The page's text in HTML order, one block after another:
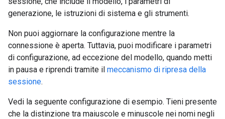
generazione, le istruzioni di sistema e gli strumenti.
Non puoi aggiornare la configurazione mentre la
connessione è aperta. Tuttavia, puoi modificare i parametri
di configurazione, ad eccezione del modello, quando metti
in pausa e riprendi tramite il meccanismo di ripresa della
sessione.
Vedi la seguente configurazione di esempio. Tieni presente
che la distinzione tra maiuscole e minuscole nei nomi negli